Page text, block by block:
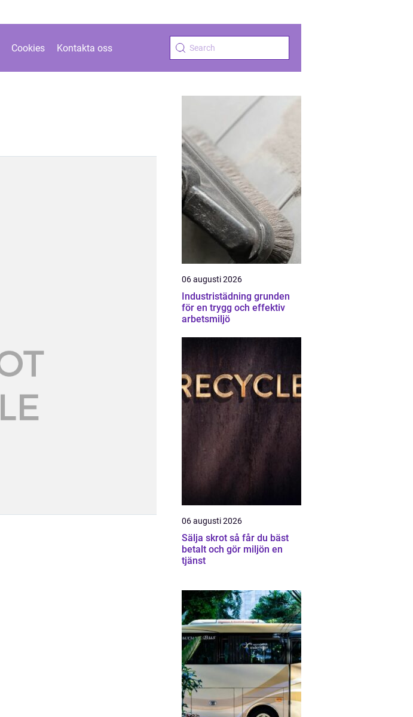
Cookies Kontakta oss
06 augusti 2026
Industristädning grunden
för en trygg och effektiv
arbetsmiljö
06 augusti 2026
Sälja skrot så får du bäst
betalt och gör miljön en
tjänst